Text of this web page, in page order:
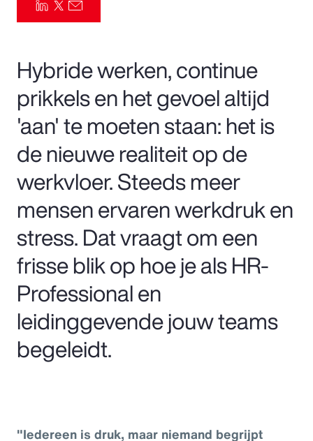
Hybride werken, continue
prikkels en het gevoel altijd
'aan' te moeten staan: het is
de nieuwe realiteit op de
werkvloer. Steeds meer
mensen ervaren werkdruk en
stress. Dat vraagt om een
frisse blik op hoe je als HR-
Professional en
leidinggevende jouw teams
begeleidt.
"Iedereen is druk, maar niemand begrijpt